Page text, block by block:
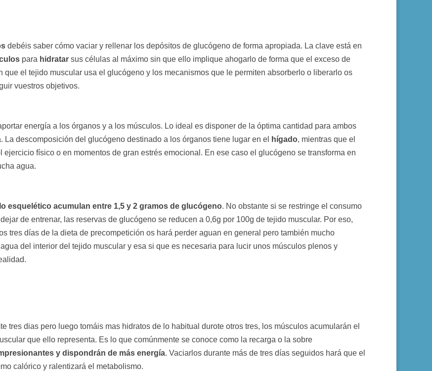
debéis saber cómo vaciar y rellenar los depósitos de glucógeno de forma apropiada. La clave está en
para hidratar sus células al máximo sin que ello implique ahogarlo de forma que el exceso de
el tejido muscular usa el glucógeno y los mecanismos que le permiten absorberlo o liberarlo os
vuestros objetivos.
energía a los órganos y a los músculos. Lo ideal es disponer de la óptima cantidad para ambos
descomposición del glucógeno destinado a los órganos tiene lugar en el
hígado, mientras que el
físico o en momentos de gran estrés emocional. En ese caso el glucógeno se transforma en
agua.
esquelético acumulan entre 1,5 y 2 gramos de glucógeno. No obstante si se restringe el consumo
de entrenar, las reservas de glucógeno se reducen a 0,6g por 100g de tejido muscular. Por eso,
tres días de la dieta de precompetición os hará perder aguan en general pero también mucho
del interior del tejido muscular y esa si que es necesaria para lucir unos músculos plenos y
tres dias pero luego tomáis mas hidratos de lo habitual durote otros tres, los músculos acumularán el
que ello representa. Es lo que comúnmente se conoce como la recarga o la sobre
y dispondrán de más energía. Vaciarlos durante más de tres días seguidos hará que el
calórico y ralentizará el metabolismo.